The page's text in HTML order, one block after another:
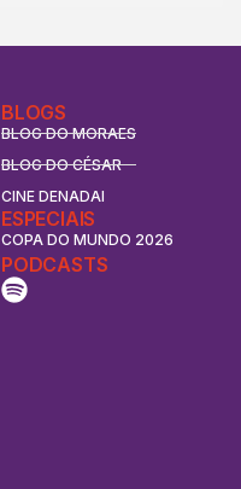
BLOGS
BLOG DO MORAES
BLOG DO CÉSAR
CINE DENADAI
ESPECIAIS
COPA DO MUNDO 2026
PODCASTS